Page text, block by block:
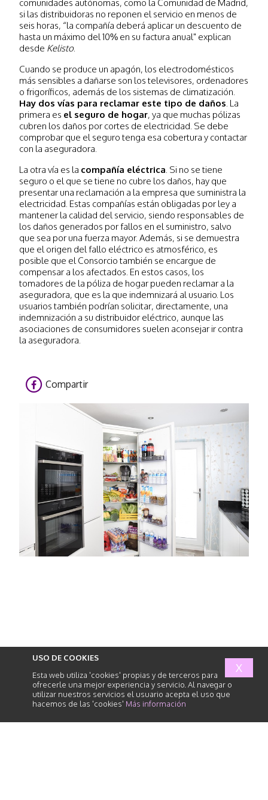
comunidades autónomas, como la Comunidad de Madrid,
si las distribuidoras no reponen el servicio en menos de
seis horas, “la compañía deberá aplicar un descuento de
hasta un máximo del 10% en su factura anual" explican
desde Kelisto.
Cuando se produce un apagón, los electrodomésticos
más sensibles a dañarse son los televisores, ordenadores
o frigoríficos, además de los sistemas de climatización.
Hay dos vías para reclamar este tipo de daños. La
primera es el seguro de hogar, ya que muchas pólizas
cubren los daños por cortes de electricidad. Se debe
comprobar que el seguro tenga esa cobertura y contactar
con la aseguradora.
La otra vía es la compañía eléctrica. Si no se tiene
seguro o el que se tiene no cubre los daños, hay que
presentar una reclamación a la empresa que suministra la
electricidad. Estas compañías están obligadas por ley a
mantener la calidad del servicio, siendo responsables de
los daños generados por fallos en el suministro, salvo
que sea por una fuerza mayor. Además, si se demuestra
que el origen del fallo eléctrico es atmosférico, es
posible que el Consorcio también se encargue de
compensar a los afectados. En estos casos, los
tomadores de la póliza de hogar pueden reclamar a la
aseguradora, que es la que indemnizará al usuario. Los
usuarios también podrían solicitar, directamente, una
indemnización a su distribuidor eléctrico, aunque las
asociaciones de consumidores suelen aconsejar ir contra
la aseguradora.
Compartir
USO DE COOKIES
Esta web utiliza 'cookies' propias y de terceros para
ofrecerle una mejor experiencia y servicio. Al navegar o
utilizar nuestros servicios el usuario acepta el uso que
hacemos de las 'cookies' Más información
X